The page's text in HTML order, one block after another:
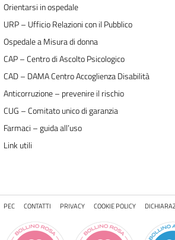
Orientarsi in ospedale
URP – Ufficio Relazioni con il Pubblico
Ospedale a Misura di donna
CAP – Centro di Ascolto Psicologico
CAD – DAMA Centro Accoglienza Disabilità
Anticorruzione – prevenire il rischio
CUG – Comitato unico di garanzia
Farmaci – guida all’uso
Link utili
PEC CONTATTI PRIVACY COOKIE POLICY